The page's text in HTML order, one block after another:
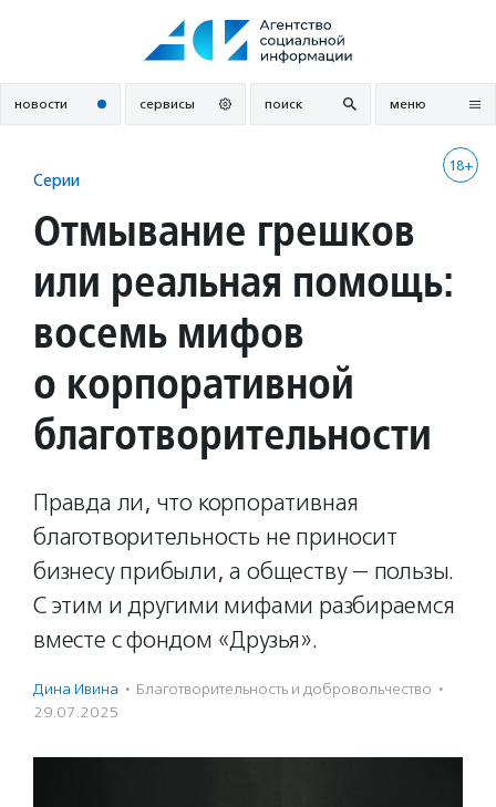
новости сервисы поиск меню
18+
Серии
Отмывание грешков
или реальная помощь:
восемь мифов
о корпоративной
благотворительности
Правда ли, что корпоративная
благотворительность не приносит
бизнесу прибыли, а обществу — пользы.
С этим и другими мифами разбираемся
вместе с фондом «Друзья».
Дина Ивина · Благотвори­тель­ность и доброволь­чест­во ·
29.07.2025